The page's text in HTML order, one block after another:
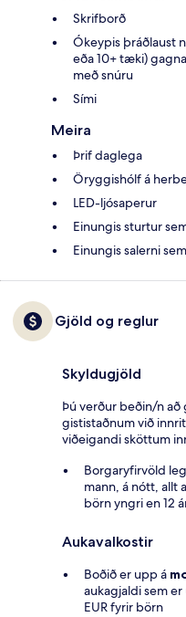
Skrifborð
Ókeypis þráðlaust
eða 10+ tæki)
með snúru
Sími
Meira
Þrif daglega
Öryggishólf á
LED-ljósaperur
Einungis sturtur
Einungis salerni
Gjöld og reglur
Skyldugjöld
Þú verður beðin/n
gististaðnum við
viðeigandi sköttum
Borgaryfirvöld
mann, á nótt, allt
börn yngri en 12
Aukavalkostir
Boðið er upp á
aukagjaldi sem er
EUR fyrir börn